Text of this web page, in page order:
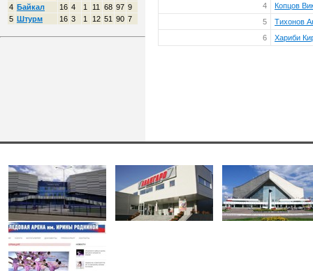
4 Байкал 16 4 1 11 68 97 9
5 Штурм 16 3 1 12 51 90 7
4
Копцов
5
Тихонов
6
Хариби